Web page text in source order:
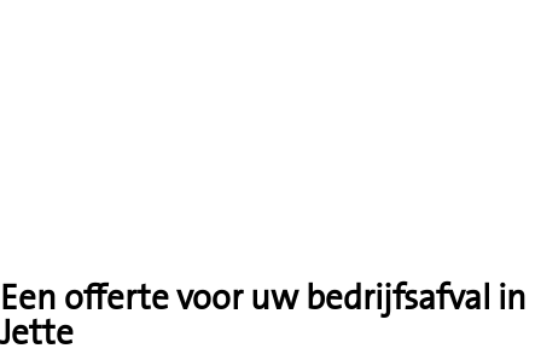
Een offerte voor uw bedrijfsafval in
Jette